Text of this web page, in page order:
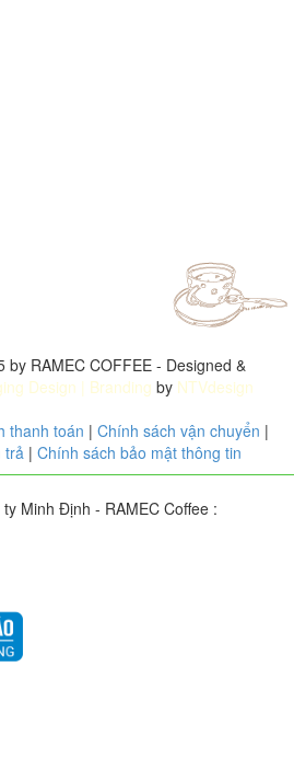
RAMEC COFFEE - Designed &
Design | Branding by NTVdesign
thanh toán | Chính sách vận chuyển |
trả | Chính sách bảo mật thông tin
Minh Định - RAMEC Coffee :